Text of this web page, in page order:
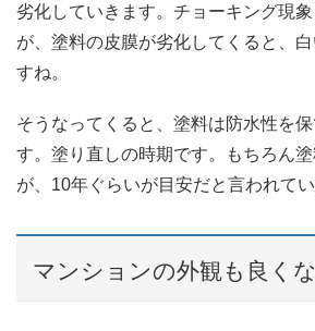
劣化していきます。チョーキング現
が、塗料の皮膜が劣化してくると、
すね。
そうなってくると、塗料は防水性を
す。塗り直しの時期です。もちろん
が、10年ぐらいが目安だと言われてい
マンションの外観も良くな